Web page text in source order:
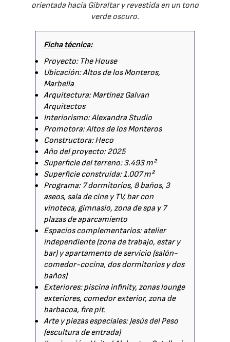
orientada hacia Gibraltar y revestida en un tono
verde oscuro.
Ficha técnica:
Proyecto: The House
Ubicación: Altos de los Monteros,
Marbella
Arquitectura: Martinez Galvan
Arquitectos
Interiorismo: Alexandra Studio
Promotora: Altos de los Monteros
Constructora: Heco
Año del proyecto: 2025
Superficie del terreno: 3.493 m²
Superficie construida: 1.007 m²
Programa: 7 dormitorios, 8 baños, 3
aseos, sala de cine y TV, bar con
vinoteca, gimnasio, zona de spa y 7
plazas de aparcamiento
Espacios complementarios: atelier
independiente (zona de trabajo, estar y
bar) y apartamento de servicio (salón-
comedor-cocina, dos dormitorios y dos
baños)
Exteriores: piscina infinity, zonas lounge
exteriores, comedor exterior, zona de
barbacoa, fire pit.
Arte y piezas especiales: Jesús del Peso
(escultura de entrada)